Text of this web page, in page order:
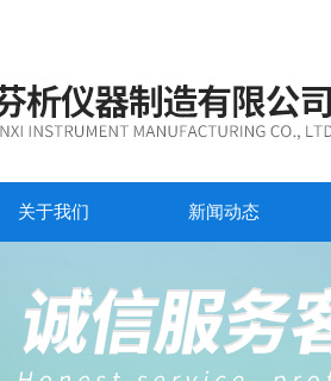
关于我们 新闻动态